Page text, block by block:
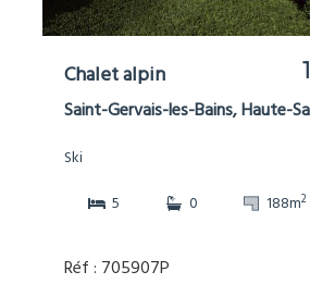
Chalet alpin
Saint-Gervais-les-Bains, Haute-
Ski
5
0 188m2
Réf : 705907P